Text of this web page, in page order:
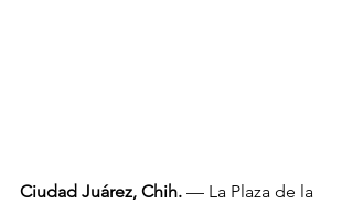
Ciudad Juárez, Chih. — La Plaza de la